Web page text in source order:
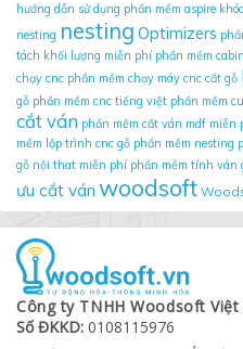
hướng dẫn sử dụng phần mềm aspire
nesting nesting Optimizers
tách khối lượng miễn phí phần mềm
chạy cnc phần mềm chạy máy cnc cắt gỗ
gỗ phần mềm cnc tiếng việt phần mềm
cắt ván phần mềm cắt ván mdf miễn
mềm lập trình cnc gỗ phần mềm nesting
gỗ nội that miễn phí phần mềm tính ván
ưu cắt ván woodsoft
Công ty TNHH Woodsoft
Số ĐKKD: 0108115976